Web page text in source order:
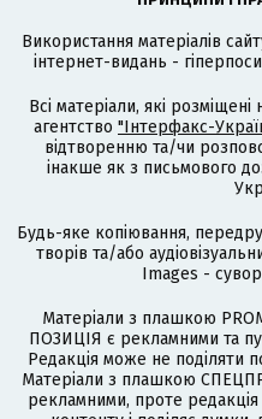
Використання матеріалів
інтернет-видань -
Всі матеріали, які
агентство "Інтерфакс-
відтворенню та/чи
інакше як з письмового
Будь-яке копіювання,
творів та/або
Images -
Матеріали з плашкою
ПОЗИЦІЯ є рекламними та
Редакція може не поділяти
Матеріали з плашкою
рекламними, проте редакція